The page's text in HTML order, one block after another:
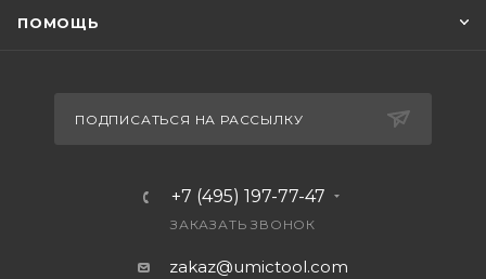
ПОМОЩЬ
ПОДПИСАТЬСЯ НА РАССЫЛКУ
+7 (495) 197-77-47
ЗАКАЗАТЬ ЗВОНОК
zakaz@umictool.com